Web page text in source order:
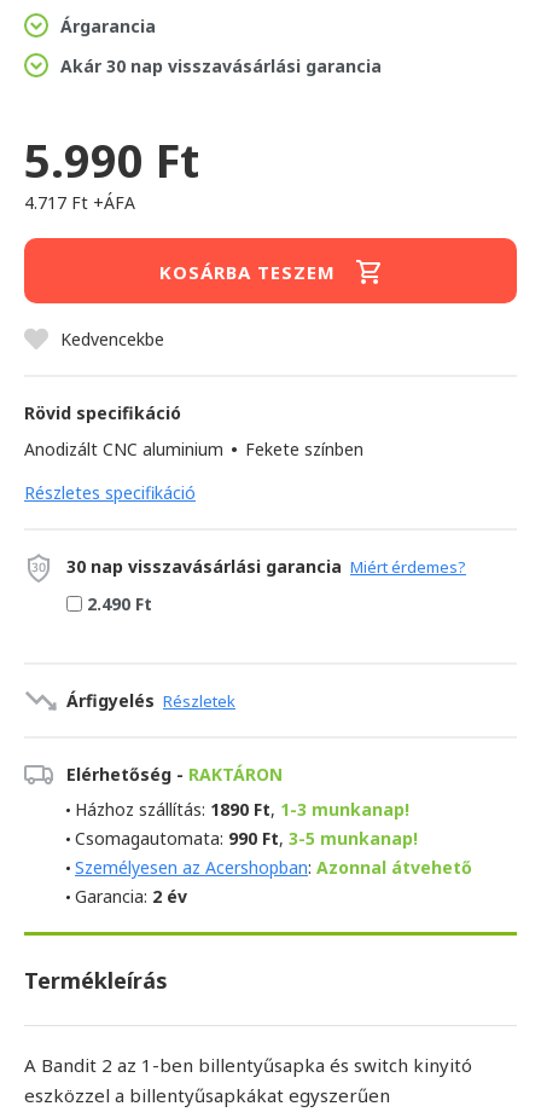
Árgarancia
Akár 30 nap visszavásárlási garancia
5.990 Ft
4.717 Ft +ÁFA
KOSÁRBA TESZEM
Kedvencekbe
Rövid specifikáció
Anodizált CNC aluminium • Fekete színben
Részletes specifikáció
30 nap visszavásárlási garancia Miért érdemes?
2.490 Ft
Árfigyelés Részletek
Elérhetőség - RAKTÁRON
Házhoz szállítás: 1890 Ft, 1-3 munkanap!
Csomagautomata: 990 Ft, 3-5 munkanap!
Személyesen az Acershopban: Azonnal átvehető
Garancia: 2 év
Termékleírás
A Bandit 2 az 1-ben billentyűsapka és switch kinyitó
eszközzel a billentyűsapkákat egyszerűen